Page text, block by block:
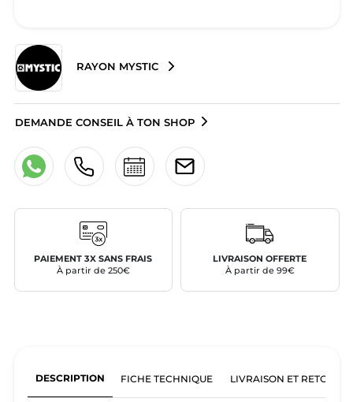
RAYON MYSTIC
DEMANDE CONSEIL À TON SHOP
PAIEMENT 3X SANS FRAIS
À partir de 250€
LIVRAISON OFFERTE
À partir de 99€
DESCRIPTION FICHE TECHNIQUE LIVRAISON ET RETOURS